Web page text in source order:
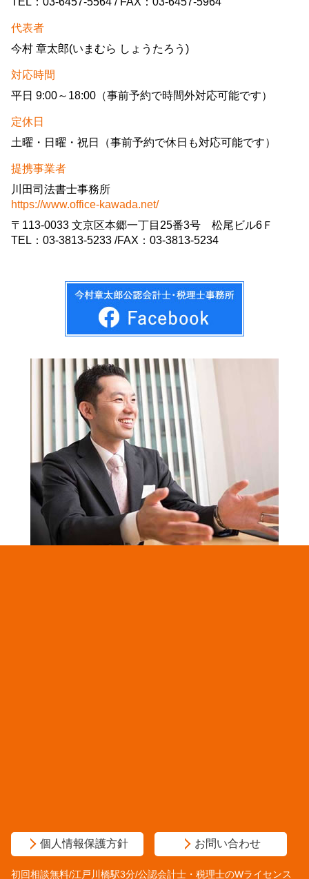
代表者
今村 章太郎(いまむら しょうたろう)
対応時間
平日 9:00～18:00（事前予約で時間外対応可能です）
定休日
土曜・日曜・祝日（事前予約で休日も対応可能です）
提携事業者
川田司法書士事務所
https://www.office-kawada.net/
〒113-0033 文京区本郷一丁目25番3号 松尾ビル6Ｆ
TEL：03-3813-5233 /FAX：03-3813-5234
個人情報保護方針 お問い合わせ
初回相談無料/江戸川橋駅3分/公認会計士・税理士のWライセンス